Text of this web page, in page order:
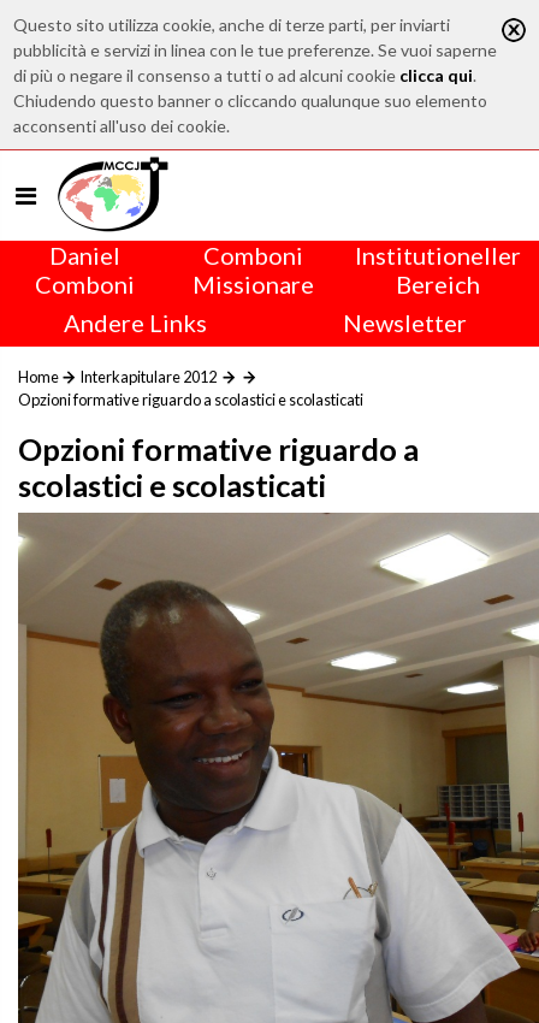
Questo sito utilizza cookie, anche di terze parti, per inviarti
pubblicità e servizi in linea con le tue preferenze. Se vuoi saperne
di più o negare il consenso a tutti o ad alcuni cookie clicca qui.
Chiudendo questo banner o cliccando qualunque suo elemento
acconsenti all'uso dei cookie.
Daniel
Comboni
Comboni
Missionare
Institutioneller
Bereich
Andere Links
Newsletter
Home
Interkapitulare 2012
Opzioni formative riguardo a scolastici e scolasticati
Opzioni formative riguardo a
scolastici e scolasticati